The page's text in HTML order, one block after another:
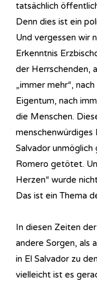
tatsächlich
Denn dies ist ein
Und vergessen wir
Erkenntnis
der Herrschenden,
„immer mehr“,
Eigentum, nach
die Menschen.
menschenwürdiges
Salvador
Romero getötet.
Herzen“ wurde
Das ist ein Thema
In diesen Zeiten
andere Sorgen, als
in El Salvador zu
vielleicht ist es